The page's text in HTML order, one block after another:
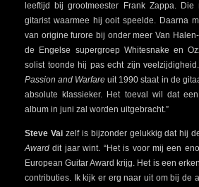
leeftijd bij grootmeester Frank Zappa.
gitarist waarmee hij ooit speelde. Daarna
van origine furore bij onder meer Van
de Engelse supergroep Whitesnake en
solist toonde hij pas echt zijn
Passion and Warfare uit 1990 staat in de
absolute klassieker. Het toeval wil dat
album in juni zal worden uitgebracht.”
Steve Vaizelf is bijzonder gelukkig dat hij
Award dit jaar wint. “Het is voor mij een
European Guitar Award krijg. Het is een
contributies. Ik kijk er erg naar uit om bij de